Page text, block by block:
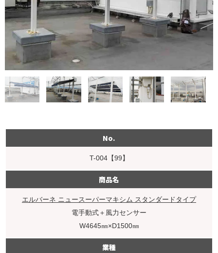
No.
T-004【99】
商品名
エルバーネ ニュースーパーマキシム スタンダードタイプ
電⼿動式＋風力センサー
W4645㎜×D1500㎜
業種